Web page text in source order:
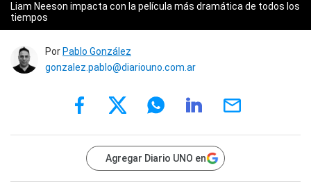
Liam Neeson impacta con la película más dramática de todos los
tiempos
Por Pablo González
gonzalez.pablo@diariouno.com.ar
Agregar Diario UNO en